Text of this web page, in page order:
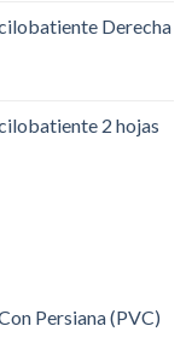
Derecha
2 hojas
Persiana (PVC)